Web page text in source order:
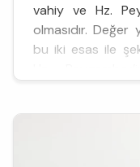
vahiy ve Hz.
olmasıdır. Değer
bu iki esas ile